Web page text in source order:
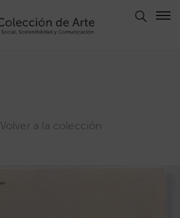
Volver a la colección